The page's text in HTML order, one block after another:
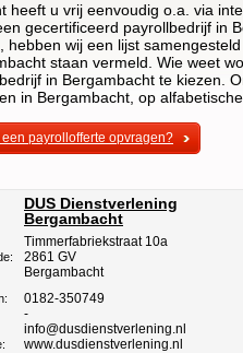
heeft u vrij eenvoudig o.a. via
gecertificeerd payrollbedrijf in
hebben wij een lijst
staan vermeld. Wie weet
in Bergambacht te kiezen.
in Bergambacht, op
een payrollofferte opvragen?
DUS Dienstverlening
Bergambacht
Timmerfabriekstraat 10a
2861 GV
Bergambacht
0182-350749
-
info@dusdienstverlening.nl
www.dusdienstverlening.nl